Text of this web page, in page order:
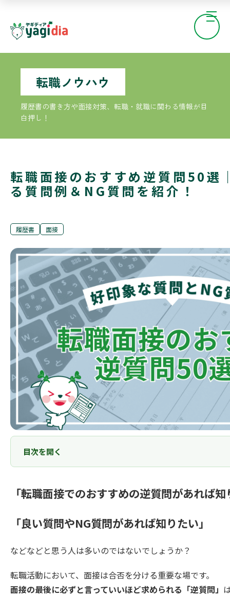
転職ノウハウ
履歴書の書き方や面接対策、転職・就職に関わる情報が目
白押し！
転職面接のおすすめ逆質問50選
る質問例＆NG質問を紹介！
履歴書 面接
目次を開く
「転職面接でのおすすめの逆質問があれば
「良い質問やNG質問があれば知りたい」
などなどと思う人は多いのではないでしょうか？
転職活動において、面接は合否を分ける重要な場です。
面接の最後に必ずと言っていいほど求められる「逆質問」